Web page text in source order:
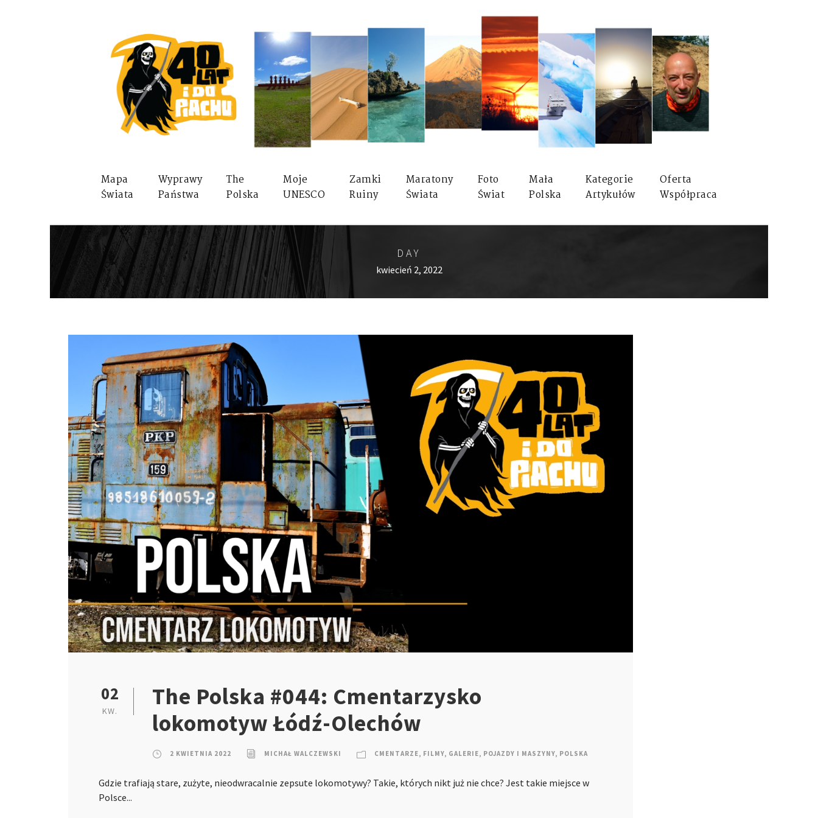
Mapa
Świata
Wyprawy
Państwa
The
Polska
Moje
UNESCO
Zamki
Ruiny
Maratony
Świata
Foto
Świat
Mała
Polska
Kategorie
Artykułów
Oferta
Współpraca
DAY
kwiecień 2, 2022
02
KW.
The Polska #044: Cmentarzysko
lokomotyw Łódź-Olechów
2 KWIETNIA 2022 MICHAŁ WALCZEWSKI CMENTARZE, FILMY, GALERIE, POJAZDY I MASZYNY, POLSKA
Gdzie trafiają stare, zużyte, nieodwracalnie zepsute lokomotywy? Takie, których nikt już nie chce? Jest takie miejsce w
Polsce...